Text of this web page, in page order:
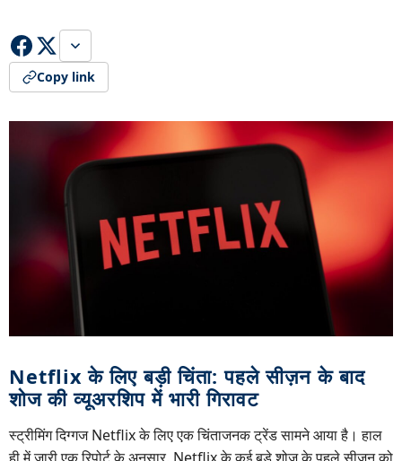
Copy link
Netflix के लिए बड़ी चिंता: पहले सीज़न के बाद
शोज की व्यूअरशिप में भारी गिरावट
स्ट्रीमिंग दिग्गज Netflix के लिए एक चिंताजनक ट्रेंड सामने आया है। हाल